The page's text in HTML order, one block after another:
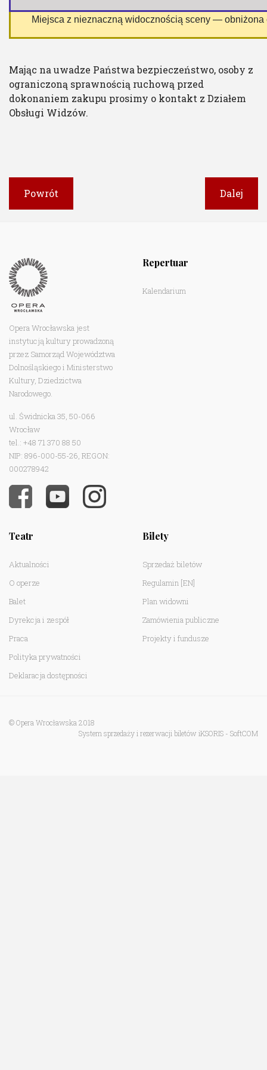
Miejsca z nieznaczną widocznością sceny — obniżona
Mając na uwadze Państwa bezpieczeństwo, osoby z
ograniczoną sprawnością ruchową przed
dokonaniem zakupu prosimy o kontakt z Działem
Obsługi Widzów.
Powrót Dalej
Opera Wrocławska jest
instytucją kultury prowadzoną
przez Samorząd Województwa
Dolnośląskiego i Ministerstwo
Kultury, Dziedzictwa
Narodowego.
ul. Świdnicka 35, 50-066
Wrocław
tel.: +48 71 370 88 50
NIP: 896-000-55-26, REGON:
000278942
Repertuar
Kalendarium
Teatr
Aktualności
O operze
Balet
Dyrekcja i zespół
Praca
Polityka prywatności
Deklaracja dostępności
Bilety
Sprzedaż biletów
Regulamin [EN]
Plan widowni
Zamówienia publiczne
Projekty i fundusze
© Opera Wrocławska 2018
System sprzedaży i rezerwacji biletów iKSORIS - SoftCOM